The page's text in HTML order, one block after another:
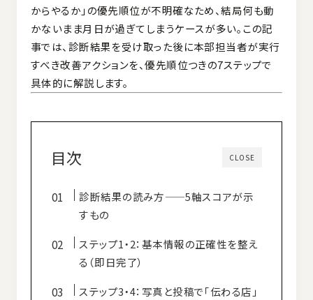
からやるか」の優先順位が不明確なため、結局何も動
かないまま月日が過ぎてしまうケースが多い。この記
事では、診断結果を受け取った後に本部担当者が実行
すべき改善アクションを、優先順位つきの7ステップで
具体的に解説します。
CLOSE
目次
診断結果の読み方——5軸スコアが示
すもの
ステップ1・2：基本情報の正確性を整え
る（即日完了）
ステップ3・4：写真と投稿で「伝わる店」